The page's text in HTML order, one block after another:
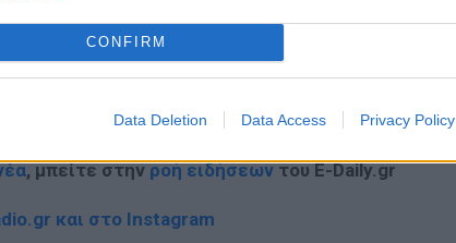
CONFIRM
Data Deletion Data Access Privacy Policy
στο
, μπείτε στηνροή ειδήσεωντου E-Daily.gr
και στο Instagram